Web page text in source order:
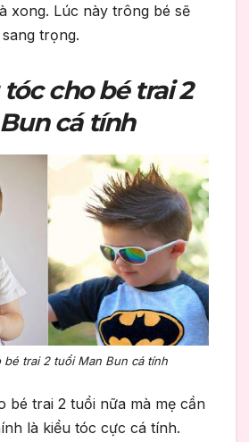
xong. Lúc này trông bé sẽ
trọng.
tóc cho bé trai 2
cá tính
bé trai 2 tuổi Man Bun cá tính
bé trai 2 tuổi nữa mà mẹ cần
là kiểu tóc cực cá tính.